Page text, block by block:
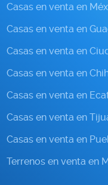
Casas en venta en
Casas en venta en
Casas en venta en
Casas en venta en
Casas en venta en
Casas en venta en
Casas en venta en
Terrenos en venta en